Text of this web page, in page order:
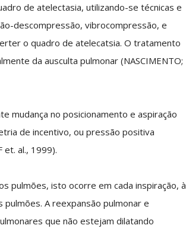
de atelectasia, utilizando-se técnicas e
descompressão, vibrocompressão, e
o quadro de atelecatsia. O tratamento
da ausculta pulmonar (NASCIMENTO;
no posicionamento e aspiração
de incentivo, ou pressão positiva
al., 1999).
pulmões, isto ocorre em cada inspiração, à
A reexpansão pulmonar e
que não estejam dilatando